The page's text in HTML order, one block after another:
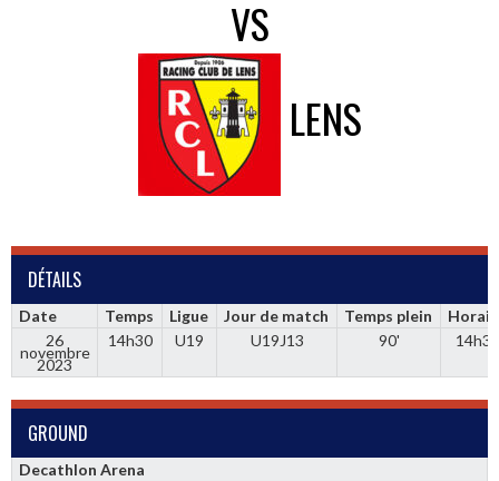
VS
LENS
DÉTAILS
Date Temps Ligue Jour de match Temps plein
26
novembre
2023
14h30 U19 U19J13 90' 14h30
GROUND
Decathlon Arena